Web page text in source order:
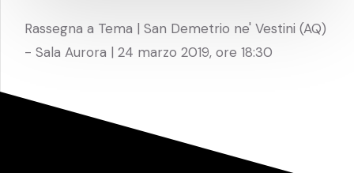
Rassegna a Tema | San Demetrio ne' Vestini (AQ)
- Sala Aurora | 24 marzo 2019, ore 18:30